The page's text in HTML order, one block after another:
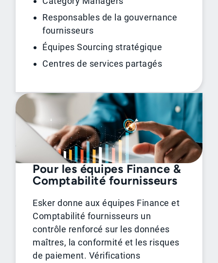
Responsables de la gouvernance
fournisseurs
Équipes Sourcing stratégique
Centres de services partagés
Pour les équipes Finance &
Comptabilité fournisseurs
Esker donne aux équipes Finance et
Comptabilité fournisseurs un
contrôle renforcé sur les données
maîtres, la conformité et les risques
de paiement. Vérifications